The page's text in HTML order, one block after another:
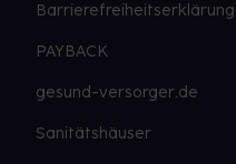
Barrierefreiheitserklärung
PAYBACK
gesund-versorger.de
Sanitätshäuser